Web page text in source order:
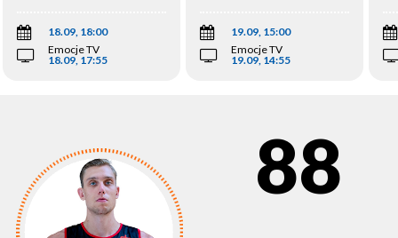
18.09, 18:00
Emocje TV
18.09, 17:55
19.09, 15:00
Emocje TV
19.09, 14:55
88